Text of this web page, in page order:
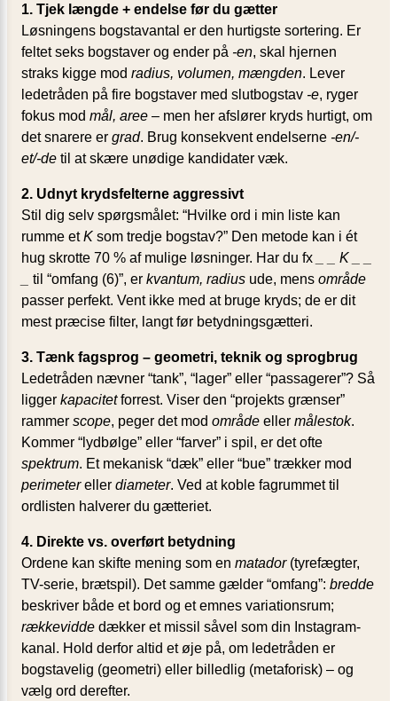
1. Tjek længde + endelse før du gætter
Løsningens bogstavantal er den hurtigste sortering. Er
feltet seks bogstaver og ender på -en, skal hjernen
straks kigge mod radius, volumen, mængden. Lever
ledetråden på fire bogstaver med slutbogstav -e, ryger
fokus mod mål, aree – men her afslører kryds hurtigt, om
det snarere er grad. Brug konsekvent endelserne -en/-
et/-de til at skære unødige kandidater væk.
2. Udnyt krydsfelterne aggressivt
Stil dig selv spørgsmålet: “Hvilke ord i min liste kan
rumme etK som tredje bogstav?” Den metode kan i ét
hug skrotte 70 % af mulige løsninger. Har du fx
_ _ K _ _
til “omfang (6)”, er kvantum, radius ude, mens område
passer perfekt. Vent ikke med at bruge kryds; de er dit
mest præcise filter, langt før betydningsgætteri.
3. Tænk fagsprog – geometri, teknik og sprogbrug
Ledetråden nævner “tank”, “lager” eller “passagerer”? Så
ligger kapacitetforrest. Viser den “projekts grænser”
rammer scope, peger det mod område eller målestok.
Kommer “lydbølge” eller “farver” i spil, er det ofte
spektrum. Et mekanisk “dæk” eller “bue” trækker mod
perimetereller diameter. Ved at koble fagrummet til
ordlisten halverer du gætteriet.
4. Direkte vs. overført betydning
Ordene kan skifte mening som en matador(tyrefægter,
TV-serie, brætspil). Det samme gælder “omfang”: bredde
beskriver både et bord og et emnes variationsrum;
rækkevidde dækker et missil såvel som din Instagram-
kanal. Hold derfor altid et øje på, om ledetråden er
bogstavelig (geometri) eller billedlig (metaforisk) – og
vælg ord derefter.